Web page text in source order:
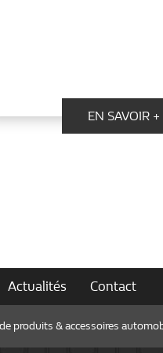
EN SAVOIR +
Actualités Contact
produits & accessoires